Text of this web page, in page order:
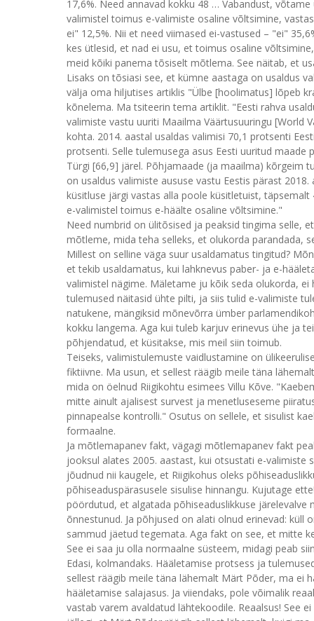
17,6%. Need annavad kokku 48 … Vabandust,
valimistel toimus e-valimiste osaline võltsimine,
ei" 12,5%. Nii et need viimased ei-vastused – "ei"
kes ütlesid, et nad ei usu, et toimus osaline
meid kõiki panema tõsiselt mõtlema. See näitab, et
Lisaks on tõsiasi see, et kümne aastaga on usaldus
välja oma hiljutises artiklis "Ülbe [hoolimatus] lõpeb
kõnelema. Ma tsiteerin tema artiklit. "Eesti rahva
valimiste vastu uuriti Maailma Väärtusuuringu [World
kohta. 2014. aastal usaldas valimisi 70,1 protsenti
protsenti. Selle tulemusega asus Eesti uuritud
Türgi [66,9] järel. Põhjamaade (ja maailma) kõrgeim
on usaldus valimiste aususe vastu Eestis pärast
küsitluse järgi vastas alla poole küsitletuist,
e-valimistel toimus e-häälte osaline võltsimine."
Need numbrid on ülitõsised ja peaksid tingima selle,
mõtleme, mida teha selleks, et olukorda parandada,
Millest on selline väga suur usaldamatus tingitud?
et tekib usaldamatus, kui lahknevus paber- ja e-
valimistel nägime. Mäletame ju kõik seda olukorda,
tulemused näitasid ühte pilti, ja siis tulid e-valimiste
natukene, mängiksid mõnevõrra ümber
kokku langema. Aga kui tuleb karjuv erinevus ühe ja
põhjendatud, et küsitakse, mis meil siin toimub.
Teiseks, valimistulemuste vaidlustamine on
fiktiivne. Ma usun, et sellest räägib meile täna
mida on öelnud Riigikohtu esimees Villu Kõve.
mitte ainult ajalisest survest ja menetluseseme
pinnapealse kontrolli." Osutus on sellele, et sisulist
formaalne.
Ja mõtlemapanev fakt, vägagi mõtlemapanev fakt
jooksul alates 2005. aastast, kui otsustati e-valimiste
jõudnud nii kaugele, et Riigikohus oleks
põhiseaduspärasusele sisulise hinnangu. Kujutage
pöördutud, et algatada põhiseaduslikkuse
õnnestunud. Ja põhjused on alati olnud erinevad:
sammud jäetud tegemata. Aga fakt on see, et mitte
See ei saa ju olla normaalne süsteem, midagi peab
Edasi, kolmandaks. Hääletamise protsess ja
sellest räägib meile täna lähemalt Märt Põder, ma ei
hääletamise salajasus. Ja viiendaks, pole võimalik
vastab varem avaldatud lähtekoodile. Reaalsus! See